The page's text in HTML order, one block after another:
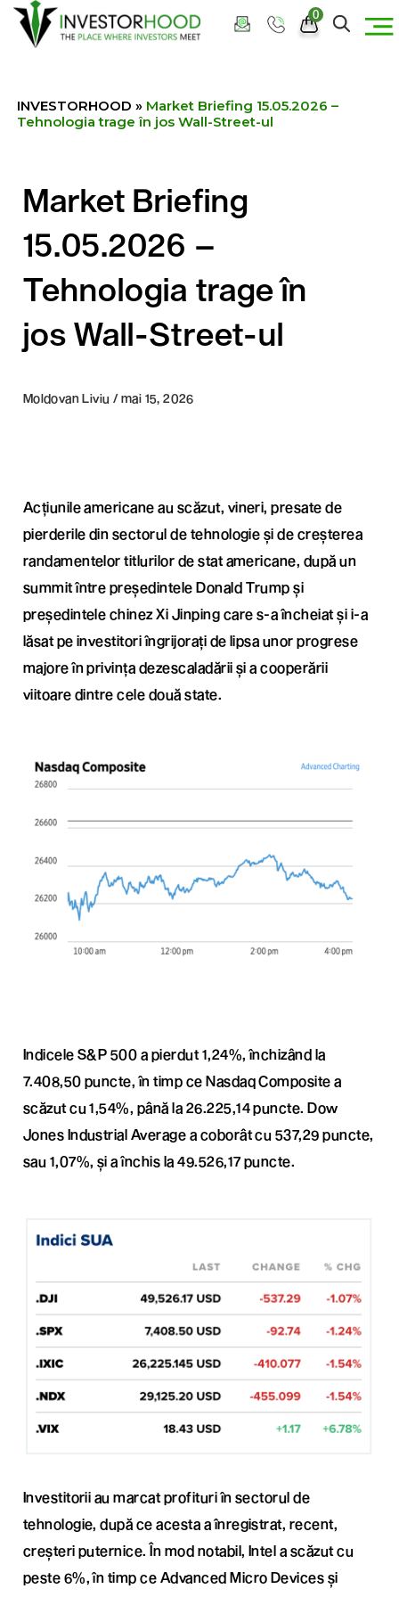
0
INVESTORHOOD » Market Briefing 15.05.2026 –
Tehnologia trage în jos Wall-Street-ul
Market Briefing
15.05.2026 –
Tehnologia trage în
jos Wall-Street-ul
Moldovan Liviu / mai 15, 2026
Acțiunile americane au scăzut, vineri, presate de
pierderile din sectorul de tehnologie și de creșterea
randamentelor titlurilor de stat americane, după un
summit între președintele Donald Trump și
președintele chinez Xi Jinping care s-a încheiat și i-a
lăsat pe investitori îngrijorați de lipsa unor progrese
majore în privința dezescaladării și a cooperării
viitoare dintre cele două state.
Indicele S&P 500 a pierdut 1,24%, închizând la
7.408,50 puncte, în timp ce Nasdaq Composite a
scăzut cu 1,54%, până la 26.225,14 puncte. Dow
Jones Industrial Average a coborât cu 537,29 puncte,
sau 1,07%, și a închis la 49.526,17 puncte.
Investitorii au marcat profituri în sectorul de
tehnologie, după ce acesta a înregistrat, recent,
creșteri puternice. În mod notabil, Intel a scăzut cu
peste 6%, în timp ce Advanced Micro Devices și